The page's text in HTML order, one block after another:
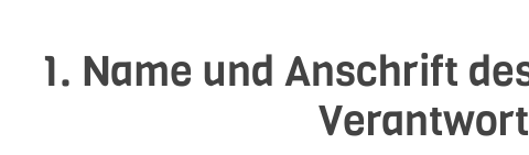
1. Name und Anschrift